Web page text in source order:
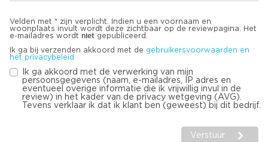
Velden met * zijn verplicht. Indien u een voornaam en
woonplaats invult wordt deze zichtbaar op de reviewpagina. Het
e-mailadres wordt niet gepubliceerd.
Ik ga bij verzenden akkoord met de gebruikersvoorwaarden en
het privacybeleid
Ik ga akkoord met de verwerking van mijn
persoonsgegevens (naam, e-mailadres, IP adres en
eventueel overige informatie die ik vrijwillig invul in de
review) in het kader van de privacy wetgeving (AVG).
Tevens verklaar ik dat ik klant ben (geweest) bij dit bedrijf.
Verstuur